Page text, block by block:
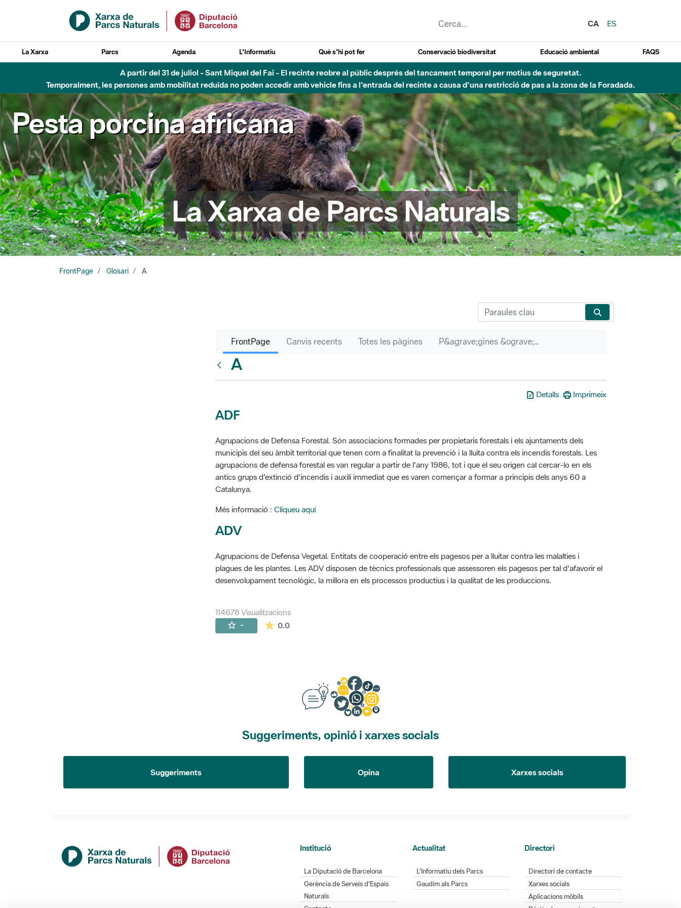
Salta al contingut principal
CA
ES
La Xarxa Parcs Agenda L'Informatiu Què s'hi pot fer Conservació biodiversitat Educació ambiental FAQS
A partir del 31 de juliol - Sant Miquel del Fai - El recinte reobre al públic després del tancament temporal per motius de seguretat.
Temporalment, les persones amb mobilitat reduïda no poden accedir amb vehicle fins a l'entrada del recinte a causa d'una restricció de pas a la zona de la Foradada.
Pesta porcina africana
La Xarxa de Parcs Naturals
FrontPage Glosari A
FrontPage Canvis recents Totes les pàgines P&agrave;gines &ograve;rfenes
A
Detalls Imprimeix
ADF
Agrupacions de Defensa Forestal. Són associacions formades per propietaris forestals i els ajuntaments dels
municipis del seu àmbit territorial que tenen com a finalitat la prevenció i la lluita contra els incendis forestals. Les
agrupacions de defensa forestal es van regular a partir de l'any 1986, tot i que el seu origen cal cercar-lo en els
antics grups d'extinció d'incendis i auxili immediat que es varen començar a formar a principis dels anys 60 a
Catalunya.
Més informació : Cliqueu aquí
ADV
Agrupacions de Defensa Vegetal. Entitats de cooperació entre els pagesos per a lluitar contra les malalties i
plagues de les plantes. Les ADV disposen de tècnics professionals que assessoren els pagesos per tal d'afavorir el
desenvolupament tecnològic, la millora en els processos productius i la qualitat de les produccions.
114678 Visualitzacions
- 0.0La mitjana de les valoracions és de 0 estrelles de 5.
Suggeriments, opinió i xarxes socials
Suggeriments Opina Xarxes socials
Institució
La Diputació de Barcelona
Gerència de Serveis d'Espais
Naturals
Actualitat
L'Informatiu dels Parcs
Gaudim als Parcs
Directori
Directori de contacte
Xarxes socials
Aplicacions mòbils